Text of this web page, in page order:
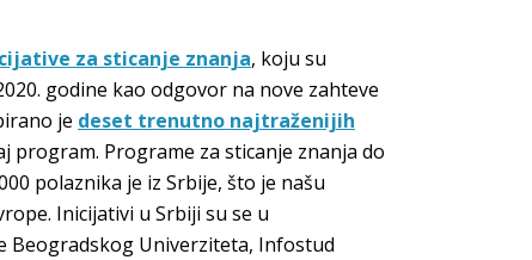
za sticanje znanja, koju su
godine kao odgovor na nove zahteve
je deset trenutno najtraženijih
program. Programe za sticanje znanja do
polaznika je iz Srbije, što je našu
Inicijativi u Srbiji su se u
Beogradskog Univerziteta, Infostud